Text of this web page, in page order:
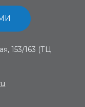
153/163 (ТЦ